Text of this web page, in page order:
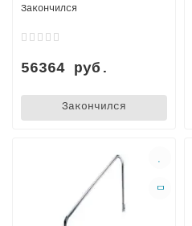
Закончился
56364 руб.
Закончился